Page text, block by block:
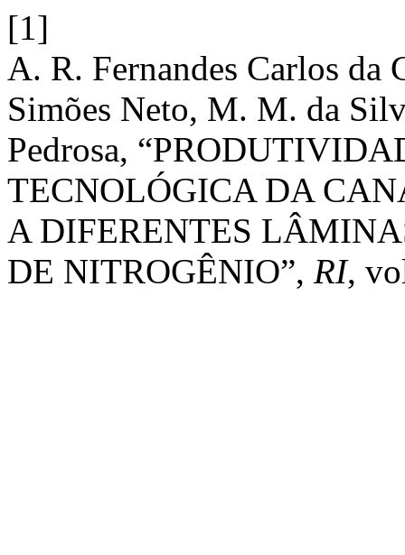
[1]
A. R. Fernandes Carlos
Simões Neto, M. M. da
Pedrosa,
TECNOLÓGICA DA
A DIFERENTES
DE NITROGÊNIO”, RI,